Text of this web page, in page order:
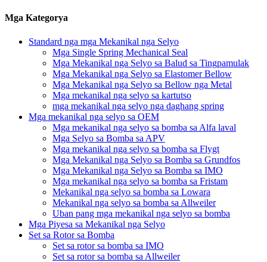
Mga Kategorya
Standard nga mga Mekanikal nga Selyo
Mga Single Spring Mechanical Seal
Mga Mekanikal nga Selyo sa Balud sa Tingpamulak
Mga Mekanikal nga Selyo sa Elastomer Bellow
Mga Mekanikal nga Selyo sa Bellow nga Metal
Mga mekanikal nga selyo sa kartutso
mga mekanikal nga selyo nga daghang spring
Mga mekanikal nga selyo sa OEM
Mga mekanikal nga selyo sa bomba sa Alfa laval
Mga Selyo sa Bomba sa APV
Mga mekanikal nga selyo sa bomba sa Flygt
Mga Mekanikal nga Selyo sa Bomba sa Grundfos
Mga Mekanikal nga Selyo sa Bomba sa IMO
Mga mekanikal nga selyo sa bomba sa Fristam
Mekanikal nga selyo sa bomba sa Lowara
Mekanikal nga selyo sa bomba sa Allweiler
Uban pang mga mekanikal nga selyo sa bomba
Mga Piyesa sa Mekanikal nga Selyo
Set sa Rotor sa Bomba
Set sa rotor sa bomba sa IMO
Set sa rotor sa bomba sa Allweiler